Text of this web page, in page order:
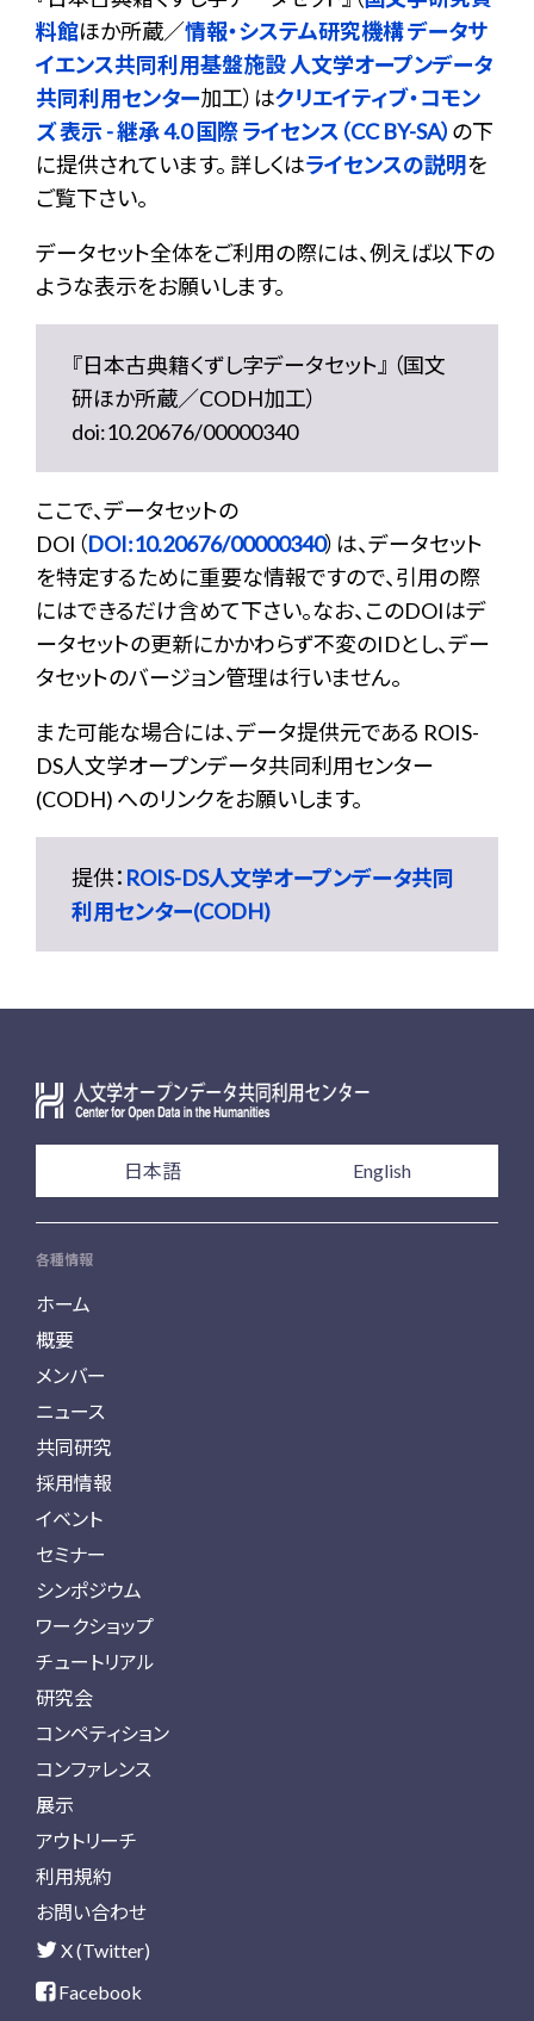
料館ほか所蔵／情報・システム研究機構 データサ
イエンス共同利用基盤施設 人文学オープンデータ
共同利用センター加工）はクリエイティブ・コモン
ズ 表示 - 継承 4.0 国際 ライセンス（CC BY-SA） の下
に提供されています。 詳しくはライセンスの説明を
ご覧下さい。
データセット全体をご利用の際には、例えば以下の
ような表示をお願いします。
『日本古典籍くずし字データセット』 （国文
研ほか所蔵／CODH加工）
doi:10.20676/00000340
ここで、データセットの
DOI（DOI:10.20676/00000340）は、データセット
を特定するために重要な情報ですので、引用の際
にはできるだけ含めて下さい。なお、このDOIはデ
ータセットの更新にかかわらず不変のIDとし、デー
タセットのバージョン管理は行いません。
また可能な場合には、データ提供元である ROIS-
DS人文学オープンデータ共同利用センター
(CODH) へのリンクをお願いします。
提供： ROIS-DS人文学オープンデータ共同
利用センター(CODH)
日本語 English
各種情報
ホーム
概要
メンバー
ニュース
共同研究
採用情報
イベント
セミナー
シンポジウム
ワークショップ
チュートリアル
研究会
コンペティション
コンファレンス
展示
アウトリーチ
利用規約
お問い合わせ
X (Twitter)
Facebook